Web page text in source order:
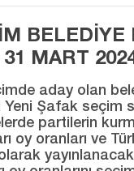
BELEDİYE
MART
aday olan
Şafak seçim
partilerin
oy oranları ve